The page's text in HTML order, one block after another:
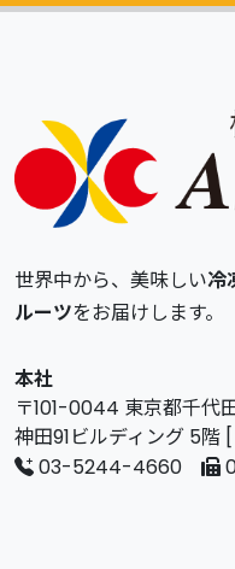
世界中から、美味しい冷
ルーツをお届けします。
本社
〒101-0044 東京都千代
神田91ビルディング 5階 [
03-5244-4660